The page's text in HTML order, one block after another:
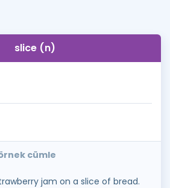
slice (n)
cümle
jam on a slice of bread.